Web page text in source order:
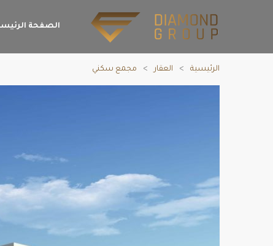
الصفحة
الرئيسية العقار مجمع سكني